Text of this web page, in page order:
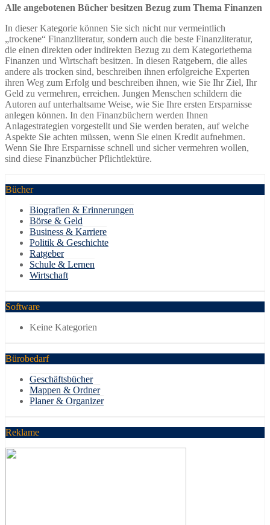
Alle angebotenen Bücher besitzen Bezug zum Thema Finanzen
In dieser Kategorie können Sie sich nicht nur vermeintlich
„trockene“ Finanzliteratur, sondern auch die beste Finanzliteratur,
die einen direkten oder indirekten Bezug zu dem Kategoriethema
Finanzen und Wirtschaft besitzen. In diesen Ratgebern, die alles
andere als trocken sind, beschreiben ihnen erfolgreiche Experten
ihren Weg zum Erfolg und beschreiben ihnen, wie Sie Ihr Ziel, Ihr
Geld zu vermehren, erreichen. Jungen Menschen schildern die
Autoren auf unterhaltsame Weise, wie Sie Ihre ersten Ersparnisse
anlegen können. In den Finanzbüchern werden Ihnen
Anlagestrategien vorgestellt und Sie werden beraten, auf welche
Aspekte Sie achten müssen, wenn Sie einen Kredit aufnehmen.
Wenn Sie Ihre Ersparnisse schnell und sicher vermehren wollen,
sind diese Finanzbücher Pflichtlektüre.
Bücher
Biografien & Erinnerungen
Börse & Geld
Business & Karriere
Politik & Geschichte
Ratgeber
Schule & Lernen
Wirtschaft
Software
Keine Kategorien
Bürobedarf
Geschäftsbücher
Mappen & Ordner
Planer & Organizer
Reklame